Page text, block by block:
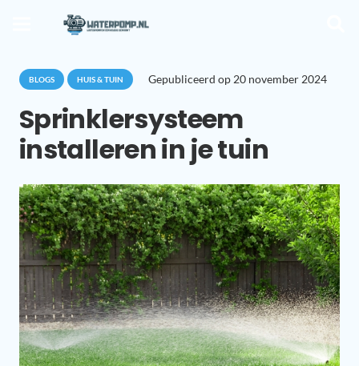
BLOGS HUIS & TUIN Gepubliceerd op 20 november 2024
Sprinklersysteem
installeren in je tuin